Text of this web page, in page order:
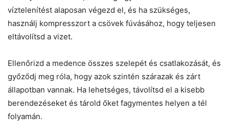
víztelenítést alaposan végezd el, és ha szükséges,
használj kompresszort a csövek fúvásához, hogy teljesen
eltávolítsd a vizet.
Ellenőrizd a medence összes szelepét és csatlakozását, és
győződj meg róla, hogy azok szintén szárazak és zárt
állapotban vannak. Ha lehetséges, távolítsd el a kisebb
berendezéseket és tárold őket fagymentes helyen a tél
folyamán.